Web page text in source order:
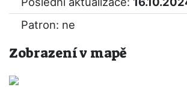
Patron: ne
Zobrazení v mapě